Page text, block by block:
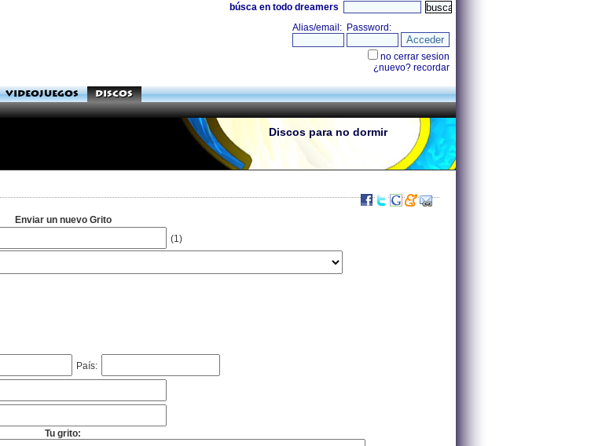
búsca en todo dreamers
VIDEOJUEGOS
DISCOS
Discos para no dormir
Enviar un nuevo Grito
(1)
País:
Tu grito: